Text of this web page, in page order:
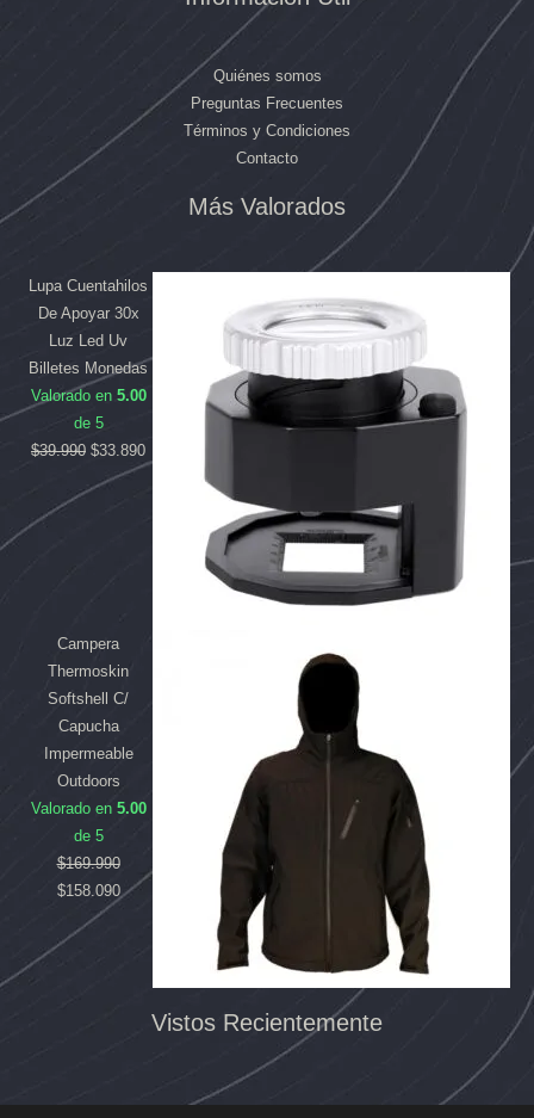
Quiénes somos
Preguntas Frecuentes
Términos y Condiciones
Contacto
Más Valorados
Lupa Cuentahilos
De Apoyar 30x
Luz Led Uv
Billetes Monedas
Valorado en 5.00
de 5
$39.990
era:
$39.990.
$33.890
es:
Campera
Thermoskin
Softshell C/
Capucha
Impermeable
Outdoors
Valorado en 5.00
de 5
$169.990
era:
$169.990.
$158.090
es:
$158.090.
Vistos Recientemente